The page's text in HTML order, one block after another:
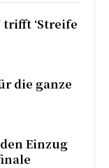
trifft ‘Streife
die ganze
Einzug